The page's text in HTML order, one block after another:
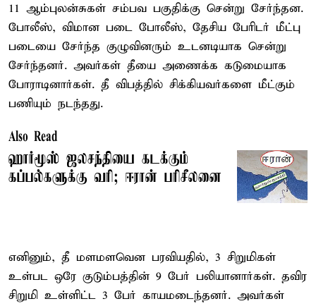
11 ஆம்புலன்சுகள் சம்பவ பகுதிக்கு சென்று சேர்ந்தன.
போலீஸ், விமான படை போலீஸ், தேசிய பேரிடர் மீட்பு
படையை சேர்ந்த குழுவினரும் உடனடியாக சென்று
சேர்ந்தனர். அவர்கள் தீயை அணைக்க கடுமையாக
போராடினார்கள். தீ விபத்தில் சிக்கியவர்களை மீட்கும்
பணியும் நடந்தது.
Also Read
ஹார்மூஸ் ஜலசந்தியை கடக்கும்
கப்பல்களுக்கு வரி; ஈரான் பரிசீலனை
எனினும், தீ மளமளவென பரவியதில், 3 சிறுமிகள்
உள்பட ஒரே குடும்பத்தின் 9 பேர் பலியானார்கள். தவிர
சிறுமி உள்ளிட்ட 3 பேர் காயமடைந்தனர். அவர்கள்